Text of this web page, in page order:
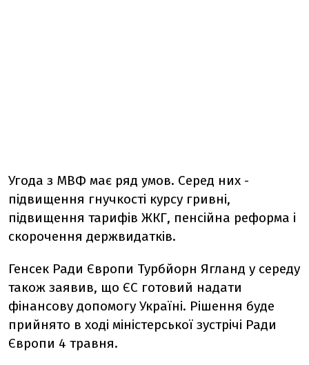
Угода з МВФ має ряд умов. Серед них -
підвищення гнучкості курсу гривні,
підвищення тарифів ЖКГ, пенсійна реформа і
скорочення держвидатків.
Генсек Ради Європи Турбйорн Ягланд у середу
також заявив, що ЄС готовий надати
фінансову допомогу Україні. Рішення буде
прийнято в ході міністерської зустрічі Ради
Європи 4 травня.